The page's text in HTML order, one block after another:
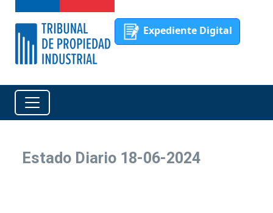
Expediente Digital
Estado Diario 18-06-2024